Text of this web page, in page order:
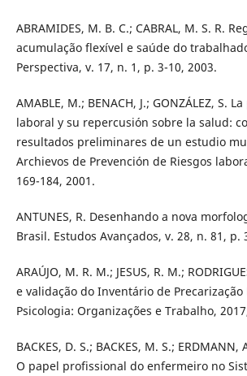
ABRAMIDES, M. B. C.; CABRAL, M. S. R.
acumulação flexível e saúde do
Perspectiva, v. 17, n. 1, p. 3-10, 2003.
AMABLE, M.; BENACH, J.; GONZÁLEZ, S.
laboral y su repercusión sobre la salud:
resultados preliminares de un estudio
Archievos de Prevención de Riesgos
169-184, 2001.
ANTUNES, R. Desenhando a nova
Brasil. Estudos Avançados, v. 28, n. 81, p.
ARAÚJO, M. R. M.; JESUS, R. M.;
e validação do Inventário de Precarização
Psicologia: Organizações e Trabalho,
BACKES, D. S.; BACKES, M. S.; ERDMANN,
O papel profissional do enfermeiro no